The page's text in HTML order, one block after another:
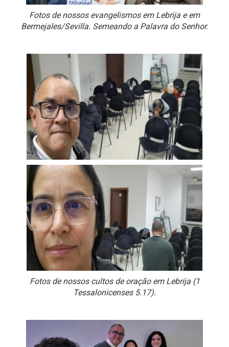
Fotos de nossos evangelismos em Lebrija e em
Bermejales/Sevilla. Semeando a Palavra do Senhor.
Fotos de nossos cultos de oração em Lebrija (1
Tessalonicenses 5.17).